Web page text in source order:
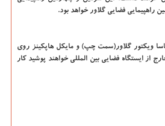
راهپیمایی فضایی گلاور خواهد بود.
ویکتور گلاور(سمت چپ) و مایکل هاپکینز روی
از ایستگاه فضایی بین المللی خواهند پوشید کار